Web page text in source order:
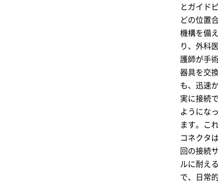
とガイド
どの位置
機構を備
り、外科
護師が手
器具を交
も、迅速
実に接続
ようにな
ます。こ
コネクタ
回の接続
ルに耐え
で、日常